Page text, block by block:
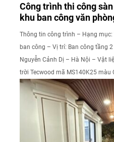
Công trình thi công
khu ban công văn
Thông tin công trình – Hạng
ban công – Vị trí: Ban công tầng
Nguyễn Cảnh Dị – Hà Nội – Vật
trời Tecwood mã MS140K25 màu